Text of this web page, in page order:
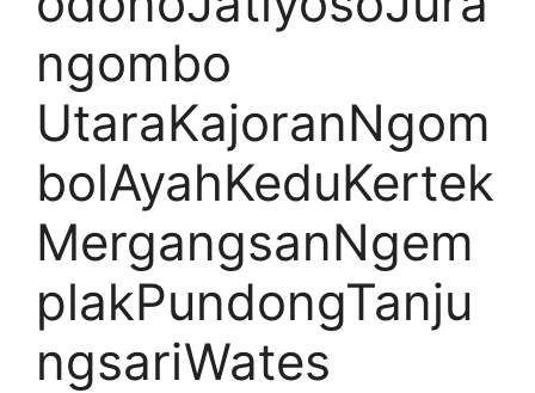
ngombo
UtaraKajoranNgom
bolAyahKeduKertek
MergangsanNgem
plakPundongTanju
ngsariWates